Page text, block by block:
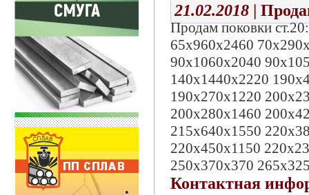
21.02.2018 |
Продам поковки
65х960х2460
90х1060х2040
140х1440х2220
190х270х1220
200х280х1460
215х640х1550
220х450х1150
250х370х370
Контактная